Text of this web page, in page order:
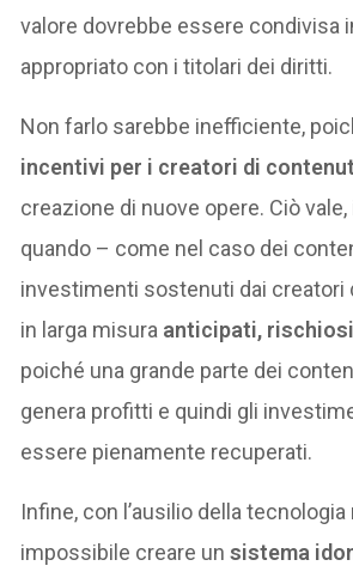
valore dovrebbe essere condivisa
appropriato con i titolari dei diritti.
Non farlo sarebbe inefficiente,
incentivi per i creatori di
creazione di nuove opere. Ciò
quando – come nel caso dei
investimenti sostenuti dai creatori
in larga misura anticipati,
poiché una grande parte dei
genera profitti e quindi gli
essere pienamente recuperati.
Infine, con l’ausilio della tecnologia
impossibile creare unsistema